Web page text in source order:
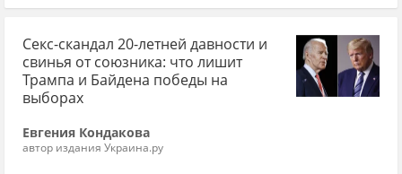
Александр Дюков СВО Украина Прибалтика
Латвия Украина.ру Великая Отечественная война
День Победы
Секс-скандал 20-летней давности и
свинья от союзника: что лишит
Трампа и Байдена победы на
выборах
Евгения Кондакова
автор издания Украина.ру